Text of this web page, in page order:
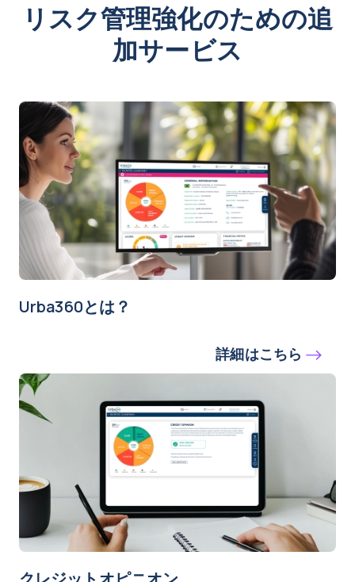
リスク管理強化のための追
加サービス
Urba360とは？
詳細はこちら